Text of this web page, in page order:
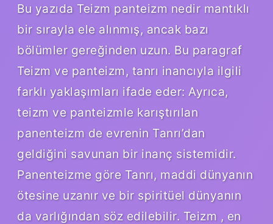
Bu yazıda Teizm panteizm nedir mantıklı
bir sırayla ele alınmış, ancak bazı
bölümler gereğinden uzun. Bu paragraf
Teizm ve panteizm, tanrı inancıyla ilgili
farklı yaklaşımları ifade eder: Ayrıca,
teizm ve panteizmle karıştırılan
panenteizm de evrenin Tanrı’dan
geldiğini savunan bir inanç sistemidir.
Panenteizme göre Tanrı, maddi dünyanın
ötesine uzanır ve bir spiritüel dünyanın
da varlığından söz edilebilir. Teizm , en